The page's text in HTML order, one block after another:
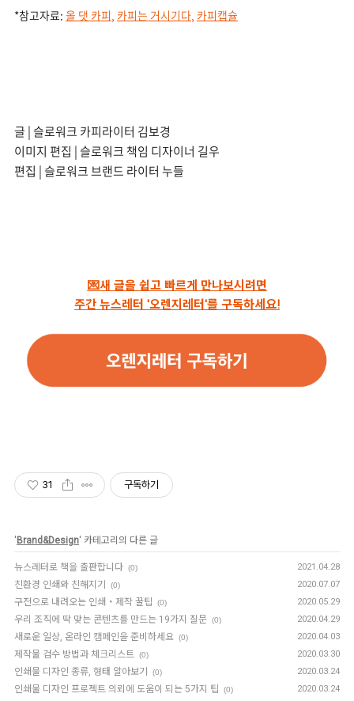
*참고자료: 올 댓 카피, 카피는 거시기다, 카피캡슐
글 | 슬로워크 카피라이터 김보경
이미지 편집 | 슬로워크 책임 디자이너 길우
편집 | 슬로워크 브랜드 라이터 누들
💌새 글을 쉽고 빠르게 만나보시려면
주간 뉴스레터 '오렌지레터'를 구독하세요!
31 구독하기
' Brand&Design' 카테고리의 다른 글
뉴스레터로 책을 출판합니다 (0) 2021.04.28
친환경 인쇄와 친해지기 (0) 2020.07.07
구전으로 내려오는 인쇄・제작 꿀팁 (0) 2020.05.29
우리 조직에 딱 맞는 콘텐츠를 만드는 19가지 질문 (0) 2020.04.29
새로운 일상, 온라인 캠페인을 준비하세요 (0) 2020.04.03
제작물 검수 방법과 체크리스트 (0) 2020.03.30
인쇄물 디자인 종류, 형태 알아보기 (0) 2020.03.24
인쇄물 디자인 프로젝트 의뢰에 도움이 되는 5가지 팁 (0) 2020.03.24